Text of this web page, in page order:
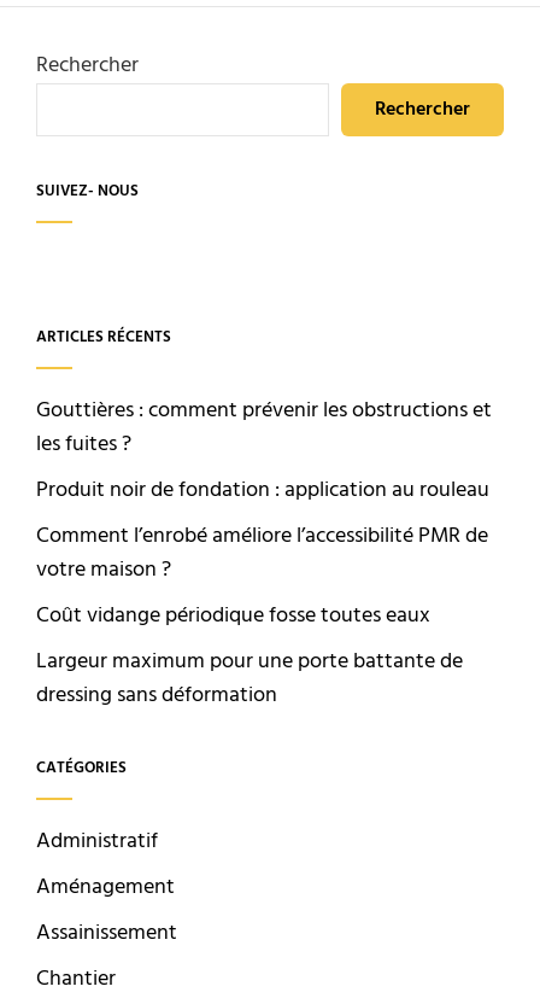
Rechercher
Rechercher
SUIVEZ- NOUS
ARTICLES RÉCENTS
Gouttières : comment prévenir les obstructions et
les fuites ?
Produit noir de fondation : application au rouleau
Comment l’enrobé améliore l’accessibilité PMR de
votre maison ?
Coût vidange périodique fosse toutes eaux
Largeur maximum pour une porte battante de
dressing sans déformation
CATÉGORIES
Administratif
Aménagement
Assainissement
Chantier